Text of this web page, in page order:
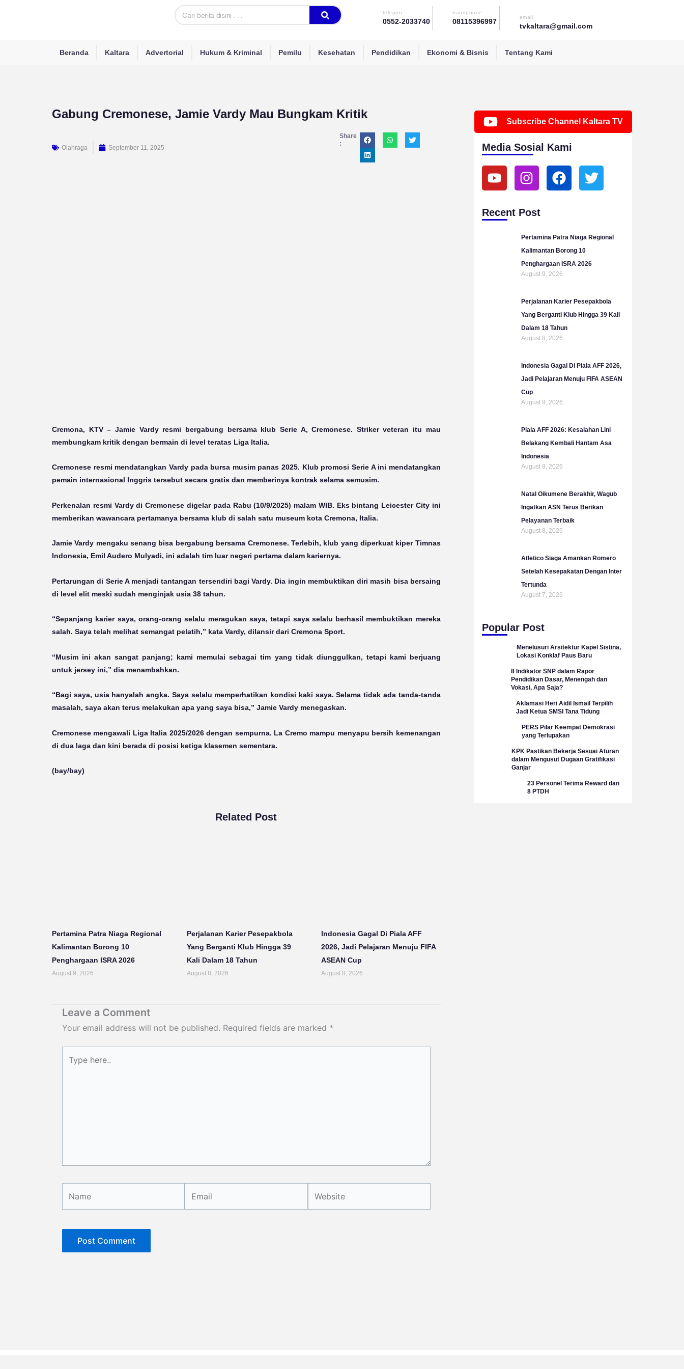
Search telepon
0552-2033740
handphone
08115396997
email
tvkaltara@gmail.com
Beranda Kaltara Advertorial Hukum & Kriminal Pemilu Kesehatan Pendidikan Ekonomi & Bisnis Tentang Kami
Gabung Cremonese, Jamie Vardy Mau Bungkam Kritik
Olahraga September 11, 2025
Share
:
Cremona, KTV– Jamie Vardy resmi bergabung bersama klub Serie A, Cremonese. Striker veteran itu mau
membungkam kritik dengan bermain di level teratas Liga Italia.
Cremonese resmi mendatangkan Vardy pada bursa musim panas 2025. Klub promosi Serie A ini mendatangkan
pemain internasional Inggris tersebut secara gratis dan memberinya kontrak selama semusim.
Perkenalan resmi Vardy di Cremonese digelar pada Rabu (10/9/2025) malam WIB. Eks bintang Leicester City ini
memberikan wawancara pertamanya bersama klub di salah satu museum kota Cremona, Italia.
Jamie Vardy mengaku senang bisa bergabung bersama Cremonese. Terlebih, klub yang diperkuat kiper Timnas
Indonesia, Emil Audero Mulyadi, ini adalah tim luar negeri pertama dalam kariernya.
Pertarungan di Serie A menjadi tantangan tersendiri bagi Vardy. Dia ingin membuktikan diri masih bisa bersaing
di level elit meski sudah menginjak usia 38 tahun.
“Sepanjang karier saya, orang-orang selalu meragukan saya, tetapi saya selalu berhasil membuktikan mereka
salah. Saya telah melihat semangat pelatih,” kata Vardy, dilansir dari Cremona Sport.
“Musim ini akan sangat panjang; kami memulai sebagai tim yang tidak diunggulkan, tetapi kami berjuang
untuk jersey ini,” dia menambahkan.
“Bagi saya, usia hanyalah angka. Saya selalu memperhatikan kondisi kaki saya. Selama tidak ada tanda-tanda
masalah, saya akan terus melakukan apa yang saya bisa,” Jamie Vardy menegaskan.
Cremonese mengawali Liga Italia 2025/2026 dengan sempurna. La Cremo mampu menyapu bersih kemenangan
di dua laga dan kini berada di posisi ketiga klasemen sementara.
(bay/bay)
Related Post
Pertamina Patra Niaga Regional
Kalimantan Borong 10
Penghargaan ISRA 2026
August 9, 2026
Perjalanan Karier Pesepakbola
Yang Berganti Klub Hingga 39
Kali Dalam 18 Tahun
August 8, 2026
Indonesia Gagal Di Piala AFF
2026, Jadi Pelajaran Menuju FIFA
ASEAN Cup
August 8, 2026
Leave a Comment
Your email address will not be published. Required fields are marked *
here..
Subscribe Channel Kaltara TV
Media Sosial Kami
Y
o
u
u
I
n
s
a
r
a
m
F
a
c
o
k
T
w
i
e
r
Recent Post
Pertamina Patra Niaga Regional
Kalimantan Borong 10
Penghargaan ISRA 2026
August 9, 2026
Perjalanan Karier Pesepakbola
Yang Berganti Klub Hingga 39 Kali
Dalam 18 Tahun
August 8, 2026
Indonesia Gagal Di Piala AFF 2026,
Jadi Pelajaran Menuju FIFA ASEAN
Cup
August 8, 2026
Piala AFF 2026: Kesalahan Lini
Belakang Kembali Hantam Asa
Indonesia
August 8, 2026
Natal Oikumene Berakhir, Wagub
Ingatkan ASN Terus Berikan
Pelayanan Terbaik
August 8, 2026
Atletico Siaga Amankan Romero
Setelah Kesepakatan Dengan Inter
Tertunda
August 7, 2026
Popular Post
Menelusuri Arsitektur Kapel Sistina,
Lokasi Konklaf Paus Baru
8 Indikator SNP dalam Rapor
Pendidikan Dasar, Menengah dan
Vokasi, Apa Saja?
Aklamasi Heri Aidil Ismail Terpilih
Jadi Ketua SMSI Tana Tidung
PERS Pilar Keempat Demokrasi
yang Terlupakan
KPK Pastikan Bekerja Sesuai Aturan
dalam Mengusut Dugaan Gratifikasi
Ganjar
23 Personel Terima Reward dan
8 PTDH